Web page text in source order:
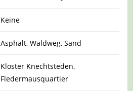
Keine
Asphalt, Waldweg, Sand
Kloster Knechtsteden,
Fledermausquartier